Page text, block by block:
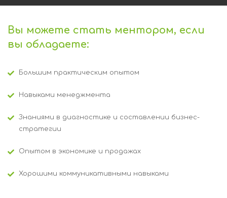
Вы можете стать ментором, если
вы обладаете:
Большим практическим опытом
Навыками менеджмента
Знаниями в диагностике и составлении бизнес-
стратегии
Опытом в экономике и продажах
Хорошими коммуникативными навыками